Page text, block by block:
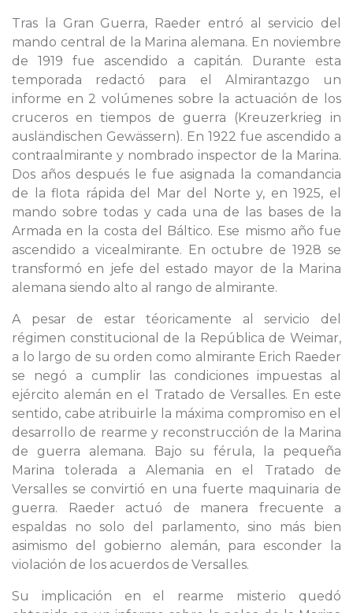
Tras la Gran Guerra, Raeder entró al servicio del
mando central de la Marina alemana. En noviembre
de 1919 fue ascendido a capitán. Durante esta
temporada redactó para el Almirantazgo un
informe en 2 volúmenes sobre la actuación de los
cruceros en tiempos de guerra (Kreuzerkrieg in
ausländischen Gewässern). En 1922 fue ascendido a
contraalmirante y nombrado inspector de la Marina.
Dos años después le fue asignada la comandancia
de la flota rápida del Mar del Norte y, en 1925, el
mando sobre todas y cada una de las bases de la
Armada en la costa del Báltico. Ese mismo año fue
ascendido a vicealmirante. En octubre de 1928 se
transformó en jefe del estado mayor de la Marina
alemana siendo alto al rango de almirante.
A pesar de estar téoricamente al servicio del
régimen constitucional de la República de Weimar,
a lo largo de su orden como almirante Erich Raeder
se negó a cumplir las condiciones impuestas al
ejército alemán en el Tratado de Versalles. En este
sentido, cabe atribuirle la máxima compromiso en el
desarrollo de rearme y reconstrucción de la Marina
de guerra alemana. Bajo su férula, la pequeña
Marina tolerada a Alemania en el Tratado de
Versalles se convirtió en una fuerte maquinaria de
guerra. Raeder actuó de manera frecuente a
espaldas no solo del parlamento, sino más bien
asimismo del gobierno alemán, para esconder la
violación de los acuerdos de Versalles.
Su implicación en el rearme misterio quedó